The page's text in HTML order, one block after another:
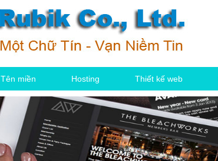
Tên miền Hosting Thiết kế web